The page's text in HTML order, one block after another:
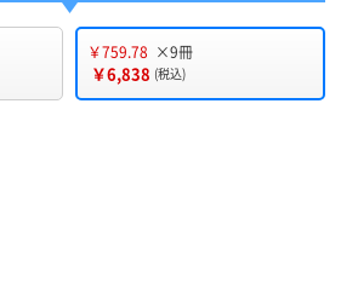
￥759.78 ×9冊
￥6,838 (税込)